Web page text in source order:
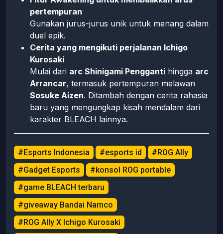
pertempuran
Gunakan jurus-jurus unik untuk menang dalam
duel epik.
Cerita yang mengikuti perjalanan Ichigo
Kurosaki
Mulai dari arc Shinigami Pengganti hingga arc
Arrancar, termasuk pertempuran melawan
Sosuke Aizen. Ditambah dengan cerita rahasia
baru yang mengungkap kisah mendalam dari
karakter BLEACH lainnya.
#Esports Indonesia #esports id
#ROG Ally
#Gadget Esports
#konsol ROG portable
#game BLEACH terbaru
#giveaway Bandai Namco
#ROG Ally X Ichigo Kurosaki